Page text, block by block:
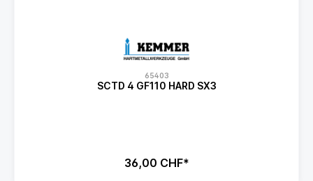
65403
SCTD 4 GF110 HARD SX3
36,00 CHF*